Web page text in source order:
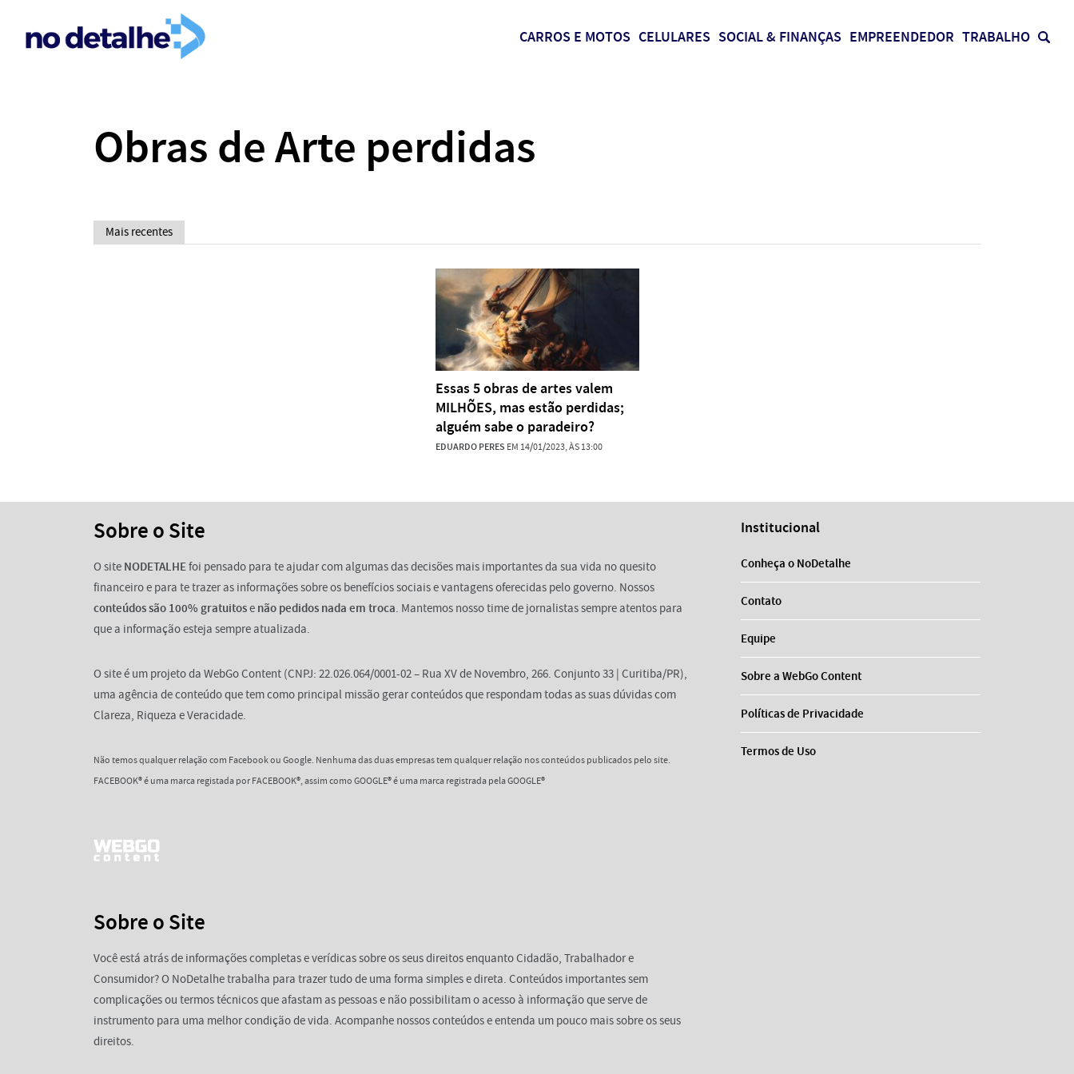
CARROS E MOTOS CELULARES SOCIAL & FINANÇAS EMPREENDEDOR TRABALHO
Obras de Arte perdidas
Mais recentes
Essas 5 obras de artes valem
MILHÕES, mas estão perdidas;
alguém sabe o paradeiro?
EDUARDO PERES EM 14/01/2023, ÀS 13:00
Sobre o Site
O site NODETALHEfoi pensado para te ajudar com algumas das decisões mais importantes da sua vida no quesito
financeiro e para te trazer as informações sobre os benefícios sociais e vantagens oferecidas pelo governo. Nossos
conteúdos são 100% gratuitose não pedidos nada em troca. Mantemos nosso time de jornalistas sempre atentos para
que a informação esteja sempre atualizada.
O site é um projeto da WebGo Content (CNPJ: 22.026.064/0001-02 – Rua XV de Novembro, 266. Conjunto 33 | Curitiba/PR),
uma agência de conteúdo que tem como principal missão gerar conteúdos que respondam todas as suas dúvidas com
Clareza, Riqueza e Veracidade.
Não temos qualquer relação com Facebook ou Google. Nenhuma das duas empresas tem qualquer relação nos conteúdos publicados pelo site.
FACEBOOK® é uma marca registada por FACEBOOK®, assim como GOOGLE® é uma marca registrada pela GOOGLE®
Sobre o Site
Você está atrás de informações completas e verídicas sobre os seus direitos enquanto Cidadão, Trabalhador e
Consumidor? O NoDetalhe trabalha para trazer tudo de uma forma simples e direta. Conteúdos importantes sem
complicações ou termos técnicos que afastam as pessoas e não possibilitam o acesso à informação que serve de
instrumento para uma melhor condição de vida. Acompanhe nossos conteúdos e entenda um pouco mais sobre os seus
direitos.
Institucional
Conheça o NoDetalhe
Contato
Equipe
Sobre a WebGo Content
Políticas de Privacidade
Termos de Uso